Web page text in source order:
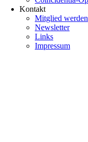
Kontakt
Mitglied werden
Newsletter
Links
Impressum